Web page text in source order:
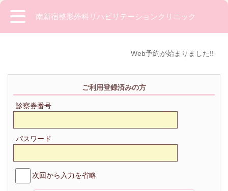
南新宿整形外科リハビリテーションクリニック
Web予約が始まりました!!
ご利用登録済みの方
診察券番号
パスワード
次回から入力を省略